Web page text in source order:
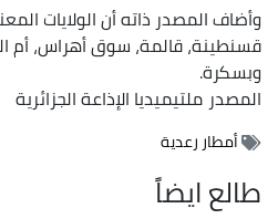
وأضاف المصدر ذاته أن الولايات
قسنطينة، قالمة، سوق أهراس، أم
وبسكرة.
المصدرملتيميديا الإذاعة الجزائرية
أمطار رعدية
طالع ايضاً